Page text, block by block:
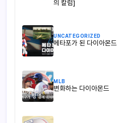
의 칼럼]
UNCATEGORIZED
메타포가 된 다이아몬드
MLB
변화하는 다이아몬드